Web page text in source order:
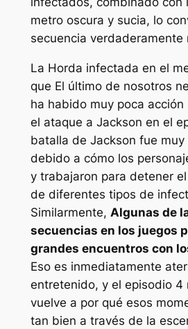
metro oscura y sucia, lo
secuencia verdaderamente
La Horda infectada en el
que El último de nosotros
ha habido muy poca
el ataque a Jackson en el
batalla de Jackson fue
debido a cómo los
y trabajaron para detener
de diferentes tipos de
Similarmente, Algunas de
secuencias en los juegos
grandes encuentros con
Eso es inmediatamente
entretenido, y el episodio 4
vuelve a por qué esos
tan bien a través de la